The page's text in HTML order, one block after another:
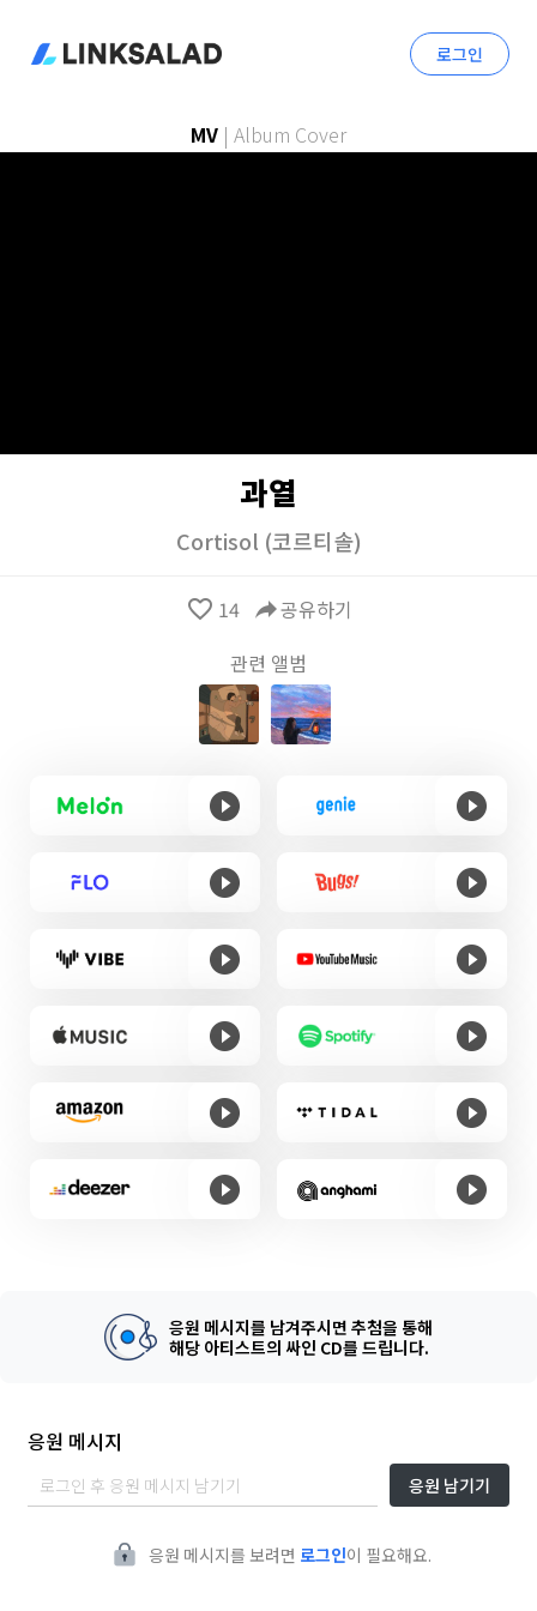
로그인
MV | Album Cover
과열
Cortisol (코르티솔)
favorite_border 14 reply공유하기
관련 앨범
응원 메시지를 남겨주시면 추첨을 통해
해당 아티스트의 싸인 CD를 드립니다.
응원 메시지
응원 남기기
응원 메시지를 보려면 로그인이 필요해요.